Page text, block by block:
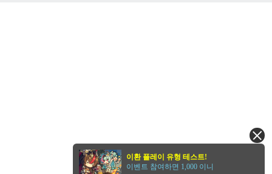
이환 플레이 유형 테스트!
이벤트 참여하면 1,000 이니